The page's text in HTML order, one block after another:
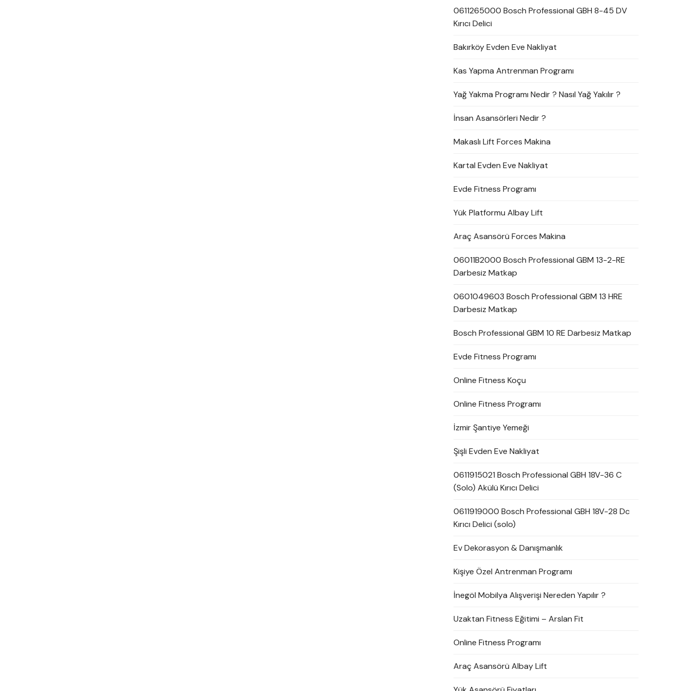
0611265000 Bosch Professional GBH 8-45 DV
Kırıcı Delici
Bakırköy Evden Eve Nakliyat
Kas Yapma Antrenman Programı
Yağ Yakma Programı Nedir ? Nasıl Yağ Yakılır ?
İnsan Asansörleri Nedir ?
Makaslı Lift Forces Makina
Kartal Evden Eve Nakliyat
Evde Fitness Programı
Yük Platformu Albay Lift
Araç Asansörü Forces Makina
06011B2000 Bosch Professional GBM 13-2-RE
Darbesiz Matkap
0601049603 Bosch Professional GBM 13 HRE
Darbesiz Matkap
Bosch Professional GBM 10 RE Darbesiz Matkap
Evde Fitness Programı
Online Fitness Koçu
Online Fitness Programı
İzmir Şantiye Yemeği
Şişli Evden Eve Nakliyat
0611915021 Bosch Professional GBH 18V-36 C
(Solo) Akülü Kırıcı Delici
0611919000 Bosch Professional GBH 18V-28 Dc
Kırıcı Delici (solo)
Ev Dekorasyon & Danışmanlık
Kişiye Özel Antrenman Programı
İnegöl Mobilya Alışverişi Nereden Yapılır ?
Uzaktan Fitness Eğitimi – Arslan Fit
Online Fitness Programı
Araç Asansörü Albay Lift